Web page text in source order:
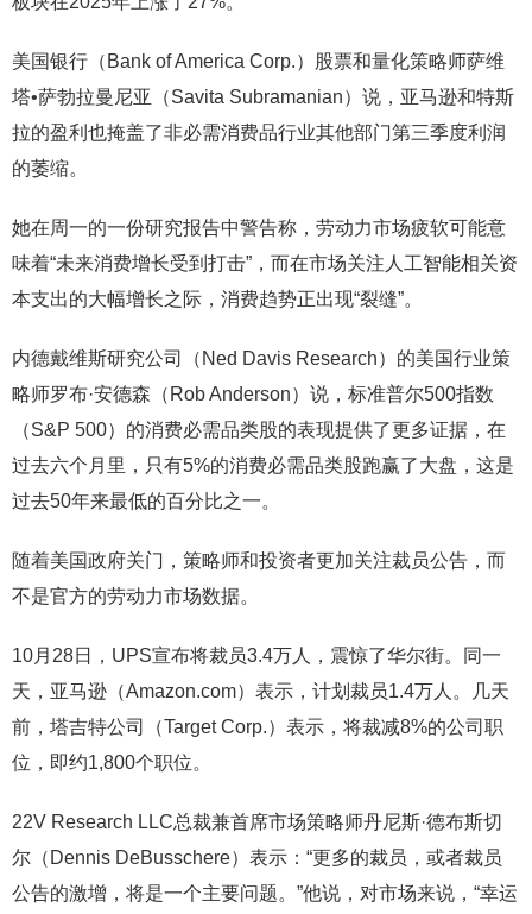
美国银行（Bank of America Corp.）股票和量化策略师萨维
塔•萨勃拉曼尼亚（Savita Subramanian）说，亚马逊和特斯
拉的盈利也掩盖了非必需消费品行业其他部门第三季度利润
的萎缩。
她在周一的一份研究报告中警告称，劳动力市场疲软可能意
味着“未来消费增长受到打击”，而在市场关注人工智能相关资
本支出的大幅增长之际，消费趋势正出现“裂缝”。
内德戴维斯研究公司（Ned Davis Research）的美国行业策
略师罗布·安德森（Rob Anderson）说，标准普尔500指数
（S&P 500）的消费必需品类股的表现提供了更多证据，在
过去六个月里，只有5%的消费必需品类股跑赢了大盘，这是
过去50年来最低的百分比之一。
随着美国政府关门，策略师和投资者更加关注裁员公告，而
不是官方的劳动力市场数据。
10月28日，UPS宣布将裁员3.4万人，震惊了华尔街。同一
天，亚马逊（Amazon.com）表示，计划裁员1.4万人。几天
前，塔吉特公司（Target Corp.）表示，将裁减8%的公司职
位，即约1,800个职位。
22V Research LLC总裁兼首席市场策略师丹尼斯·德布斯切
尔（Dennis DeBusschere）表示：“更多的裁员，或者裁员
公告的激增，将是一个主要问题。”他说，对市场来说，“幸运